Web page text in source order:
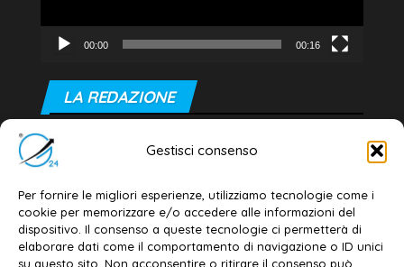
Gestisci consenso
Per fornire le migliori esperienze, utilizziamo tecnologie come i
cookie per memorizzare e/o accedere alle informazioni del
dispositivo. Il consenso a queste tecnologie ci permetterà di
elaborare dati come il comportamento di navigazione o ID unici
su questo sito. Non acconsentire o ritirare il consenso può
00:00 00:16
LA REDAZIONE
Editore e direttore responsabile:
Dott. Daniele G. Masciullo
Email: redazione@galatina24.it
Contatti –Disclaimer
Privacy policy –Cookie policy